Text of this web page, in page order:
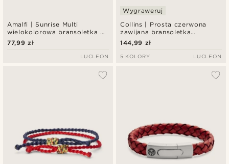
Amalfi | Sunrise Multi
wielokolorowa bransoletka z
koralików z regulowanym
zapięciem
77,99 zł
LUCLEON
Collins | Prosta czerwona
zawijana bransoletka
rzemykowa
Wygraweruj
144,99 zł
5 KOLORY LUCLEON